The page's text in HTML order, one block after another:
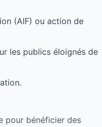
(AIF) ou action de
les publics éloignés de
pour bénéficier des